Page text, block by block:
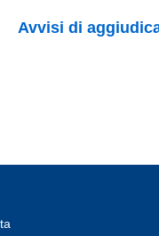
Avvisi di